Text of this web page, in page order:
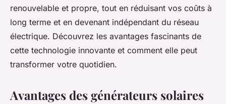
renouvelable et propre, tout en réduisant vos coûts à
long terme et en devenant indépendant du réseau
électrique. Découvrez les avantages fascinants de
cette technologie innovante et comment elle peut
transformer votre quotidien.
Avantages des générateurs solaires